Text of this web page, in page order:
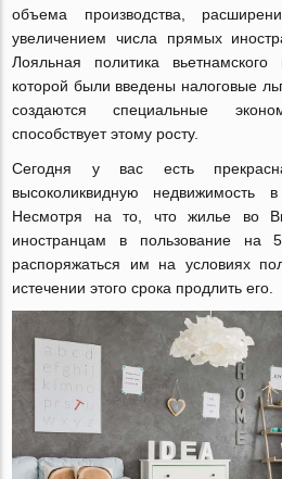
объема производства,
увеличением числа прямых
Лояльная политика вьетнамского
которой были введены налоговые
создаются специальные
способствует этому росту.
Сегодня у вас есть
высоколиквидную недвижимость
Несмотря на то, что жилье во
иностранцам в пользование на
распоряжаться им на условиях
истечении этого срока продлить его.